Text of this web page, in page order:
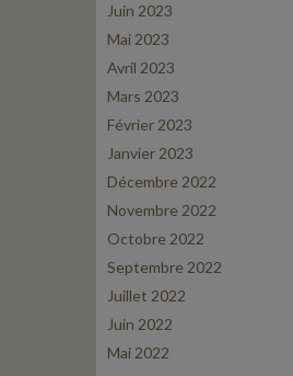
Juin 2023
Mai 2023
Avril 2023
Mars 2023
Février 2023
Janvier 2023
Décembre 2022
Novembre 2022
Octobre 2022
Septembre 2022
Juillet 2022
Juin 2022
Mai 2022